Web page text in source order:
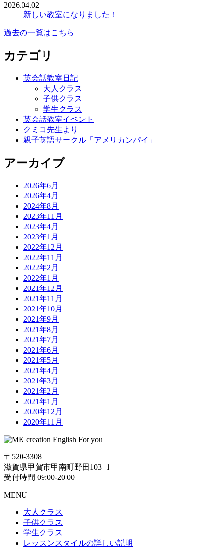
2026.04.02
新しい教室になりました！
過去の一覧はこちら
カテゴリ
英会話教室日記
大人クラス
子供クラス
学生クラス
英会話教室イベント
クミコ先生より
親子英語サークル「アメリカンパイ」
アーカイブ
2026年6月
2026年4月
2024年8月
2023年11月
2023年4月
2023年1月
2022年12月
2022年11月
2022年2月
2022年1月
2021年12月
2021年11月
2021年10月
2021年9月
2021年8月
2021年7月
2021年6月
2021年5月
2021年4月
2021年3月
2021年2月
2021年1月
2020年12月
2020年11月
〒520-3308
滋賀県甲賀市甲南町野田103−1
受付時間 09:00-20:00
MENU
大人クラス
子供クラス
学生クラス
レッスンスタイルの詳しい説明